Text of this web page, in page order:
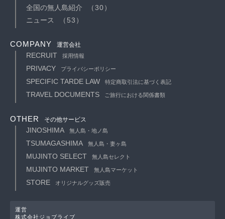
全国の無人島紹介
（30）
ニュース
（53）
COMPANY 運営会社
RECRUIT 採用情報
PRIVACY プライバシーポリシー
SPECIFIC TARDE LAW 特定商取引法に基づく表記
TRAVEL DOCUMENTS ご旅行における関係書類
OTHER その他サービス
JINOSHIMA 無人島・地ノ島
TSUMAGASHIMA 無人島・妻ヶ島
MUJINTO SELECT 無人島セレクト
MUJINTO MARKET 無人島マーケット
STORE オリジナルグッズ販売
運営
株式会社ジョブライブ